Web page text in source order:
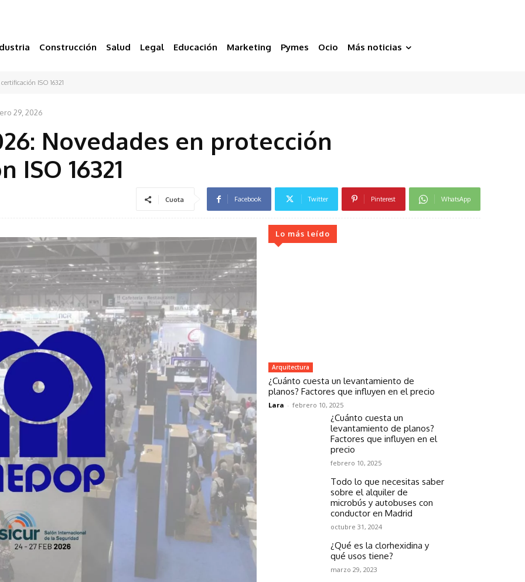
Construcción Salud Legal Educación Marketing Pymes Ocio Más noticias
ISO 16321
29, 2026
Novedades en protección
16321
Cuota Facebook Twitter Pinterest WhatsApp
Lo más leído
Arquitectura
¿Cuánto cuesta un levantamiento de
planos? Factores que influyen en el precio
Lara - febrero 10, 2025
¿Cuánto cuesta un
levantamiento de planos?
Factores que influyen en el
precio
febrero 10, 2025
Todo lo que necesitas saber
sobre el alquiler de
microbús y autobuses con
conductor en Madrid
octubre 31, 2024
¿Qué es la clorhexidina y
qué usos tiene?
marzo 29, 2023